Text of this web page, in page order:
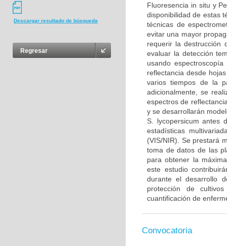
Descargar resultado de búsqueda
Regresar
Fluoresencia in situ y
disponibilidad de estas
técnicas de
evitar una mayor
requerir la destrucción
evaluar la detección
usando
reflectancia desde
varios tiempos de la
adicionalmente, se
espectros de
y se desarrollarán
S. lycopersicum antes
estadísticas
(VIS/NIR). Se prestará
toma de datos de las
para obtener la
este estudio
durante el desarrollo
protección de
cuantificación de
Convocatoria